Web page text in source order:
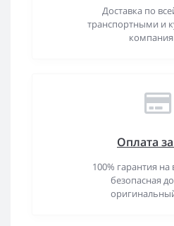
Доставка по
транспортными и
Оплата
100% гарантия на
безопасная